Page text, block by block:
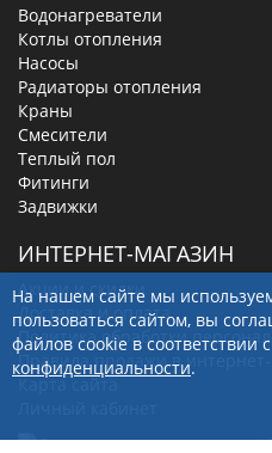
Водонагреватели
Котлы отопления
Насосы
Радиаторы отопления
Краны
Смесители
Теплый пол
Фитинги
Задвижки
ИНТЕРНЕТ-МАГАЗИН
Акции и скидки
Доставка и оплата
Политика обработки
Правила продажи в интернет-
Карта сайта
На нашем сайте мы
пользоваться сайтом, вы
файлов cookie в соответствии
конфиденциальности.